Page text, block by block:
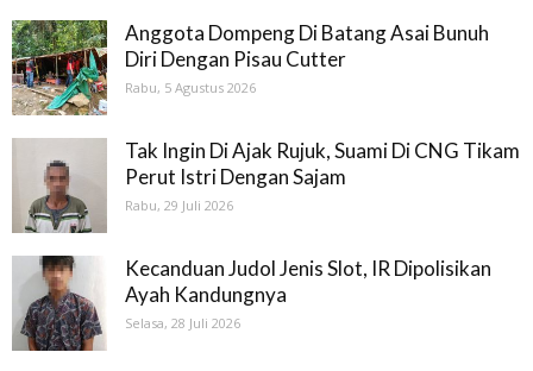
Anggota Dompeng Di Batang Asai Bunuh
Diri Dengan Pisau Cutter
Rabu, 5 Agustus 2026
Tak Ingin Di Ajak Rujuk, Suami Di CNG Tikam
Perut Istri Dengan Sajam
Rabu, 29 Juli 2026
Kecanduan Judol Jenis Slot, IR Dipolisikan
Ayah Kandungnya
Selasa, 28 Juli 2026